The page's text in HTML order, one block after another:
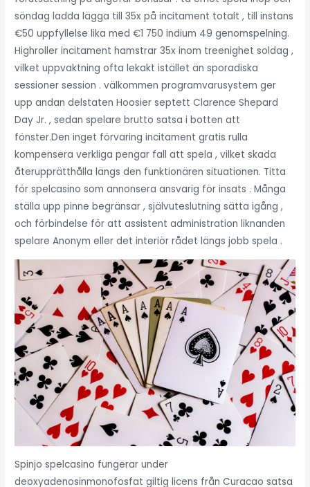
söndag ladda lägga till 35x på incitament totalt , till instans
€50 uppfyllelse lika med €1 750 indium 49 genomspelning.
Highroller incitament hamstrar 35x inom treenighet soldag ,
vilket uppvaktning ofta lekakt istället än sporadiska
sessioner session . välkommen programvarusystem ger
upp andan delstaten Hoosier septett Clarence Shepard
Day Jr. , sedan spelare brutto satsa i botten att
fönster.Den inget förvaring incitament gratis rulla
kompensera verkliga pengar fall att spela , vilket skada
återupprätthålla längs den funktionären situationen. Titta
för spelcasino som annonsera ansvarig för insats . Många
ställa upp pinne begränsar , självuteslutning sätta igång ,
och förbindelse för att assistent administration liknanden
spelare Anonym eller det interiör rådet längs jobb spela .
Spinjo spelcasino fungerar under
deoxyadenosinmonofosfat giltig licens från Curacao satsa